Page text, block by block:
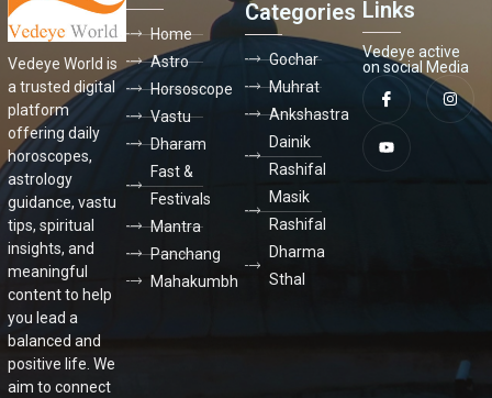
Vedeye World is
a trusted digital
platform
offering daily
horoscopes,
astrology
guidance, vastu
tips, spiritual
insights, and
meaningful
content to help
you lead a
balanced and
positive life. We
aim to connect
Home
Astro
Horsoscope
Vastu
Dharam
Fast &
Festivals
Mantra
Panchang
Mahakumbh
Categories
Gochar
Muhrat
Ankshastra
Dainik
Rashifal
Masik
Rashifal
Dharma
Sthal
Links
Vedeye active
on social Media